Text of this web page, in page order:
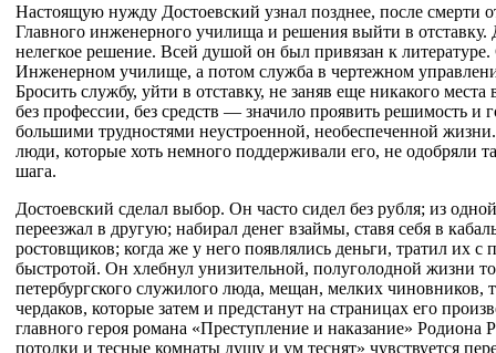
Настоящую нужду Достоевский узнал позднее, после смерти
Главного инженерного училища и решения выйти в отставку.
нелегкое решение. Всей душой он был привязан к
Инженерном училище, а потом служба в чертежном
Бросить службу, уйти в отставку, не заняв еще никакого
без профессии, без средств — значило проявить решимость и
большими трудностями неустроенной, необеспеченной
люди, которые хоть немного поддерживали его, не одобряли
шага.
Достоевский сделал выбор. Он часто сидел без рубля; из
переезжал в другую; набирал денег взаймы, ставя себя в
ростовщиков; когда же у него появлялись деньги, тратил их с
быстротой. Он хлебнул унизительной, полуголодной жизни
петербургского служилого люда, мещан, мелких чиновников,
чердаков, которые затем и предстанут на страницах его
главного героя романа «Преступление и наказание» Родиона
потолки и тесные комнаты душу и ум теснят» чувствуется